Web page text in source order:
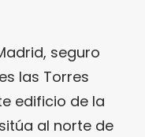
seguro
las Torres
edificio de la
al norte de